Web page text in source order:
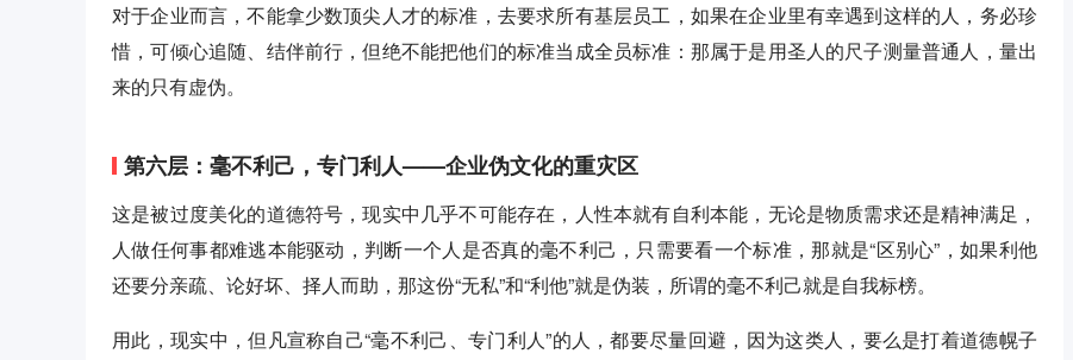
对于企业而言，不能拿少数顶尖人才的标准，去要求所有基层员工，如果在企业里有幸遇到这样的人，务必珍
惜，可倾心追随、结伴前行，但绝不能把他们的标准当成全员标准：那属于是用圣人的尺子测量普通人，量出
来的只有虚伪。
第六层：毫不利己，专门利人——企业伪文化的重灾区
这是被过度美化的道德符号，现实中几乎不可能存在，人性本就有自利本能，无论是物质需求还是精神满足，
人做任何事都难逃本能驱动，判断一个人是否真的毫不利己，只需要看一个标准，那就是“区别心”，如果利他
还要分亲疏、论好坏、择人而助，那这份“无私”和“利他”就是伪装，所谓的毫不利己就是自我标榜。
用此，现实中，但凡宣称自己“毫不利己、专门利人”的人，都要尽量回避，因为这类人，要么是打着道德幌子